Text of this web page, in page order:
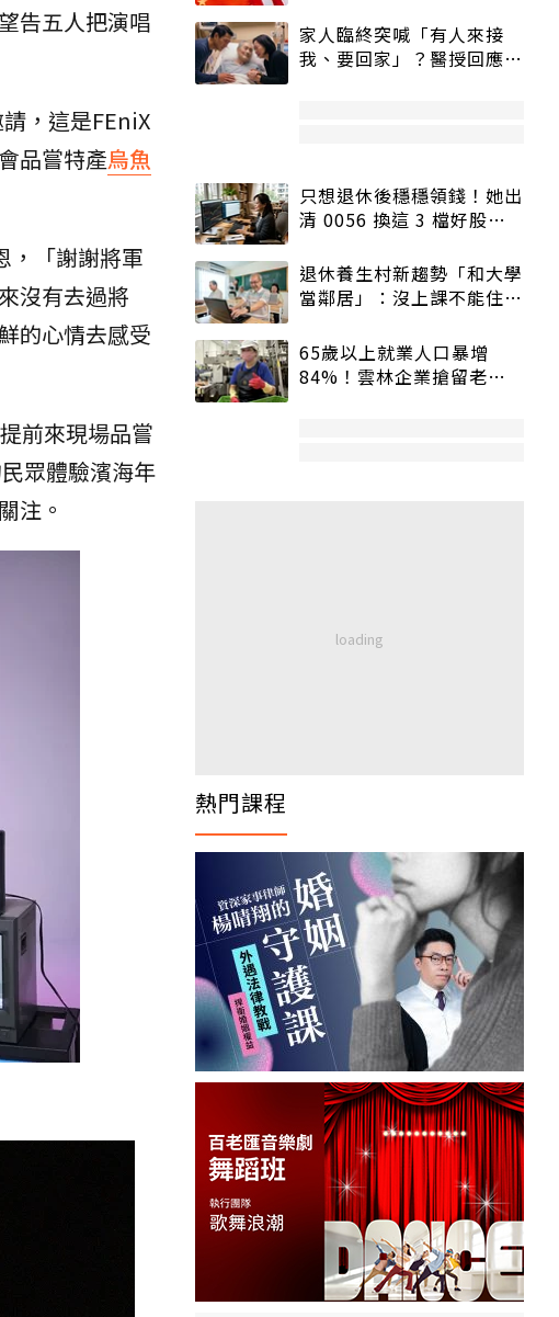
告五人把演唱
，這是FEniX
品嘗特產烏魚
，「謝謝將軍
沒有去過將
的心情去感受
前來現場品嘗
眾體驗濱海年
注。
家人臨終突喊「有人來接
我、要回家」？醫授回應方
只想退休後穩穩領錢！她出
清 0056 換這 3 檔好股：
退休養生村新趨勢「和大學
當鄰居」：沒上課不能住、
65歲以上就業人口暴增
84%！雲林企業搶留老員
熱門課程